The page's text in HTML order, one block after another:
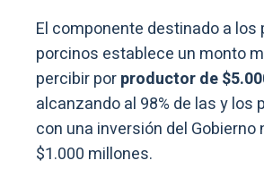
El componente destinado a los
porcinos establece un monto
percibir porproductor de
alcanzando al 98% de las y los
con una inversión del Gobierno
$1.000 millones.